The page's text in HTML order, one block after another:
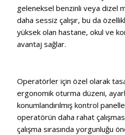
geleneksel benzinli veya dizel
daha sessiz çalışır, bu da
yüksek olan hastane, okul ve
avantaj sağlar.
Operatörler için özel olarak
ergonomik oturma düzeni,
konumlandırılmış kontrol
operatörün daha rahat
çalışma sırasında yorgunluğu